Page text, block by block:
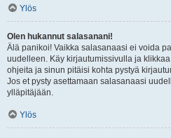
Ylös
Olen hukannut salasanani!
Älä panikoi! Vaikka salasanaasi ei voida
uudelleen. Käy kirjautumissivulla ja klikkaa
ohjeita ja sinun pitäisi kohta pystyä
Jos et pysty asettamaan salasanaasi
ylläpitäjään.
Ylös